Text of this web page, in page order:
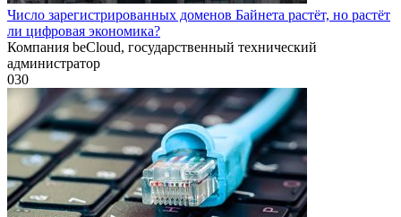
Число зарегистрированных доменов Байнета растёт, но растёт
ли цифровая экономика?
Компания beCloud, государственный технический
администратор
030